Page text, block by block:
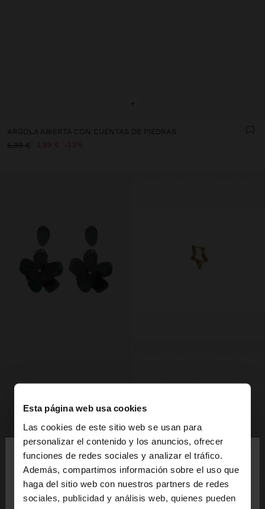
Esta página web usa cookies
Las cookies de este sitio web se usan para
personalizar el contenido y los anuncios, ofrecer
funciones de redes sociales y analizar el tráfico.
Además, compartimos información sobre el uso que
haga del sitio web con nuestros partners de redes
sociales, publicidad y análisis web, quienes pueden
hola
Estás accediendo a la web de España. ¿Quieres ir a
la web de United States?
+
ARGOLA ABIERTA CON CUENTAS DE PIEDRAS
5,99 €
3,99 € 33%